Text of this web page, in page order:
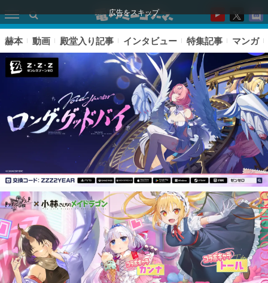
広告をスキップ
ピックアップ
電ファミのいま読まれている記事ランキング
アプリセール情報
赫本 動画 殿堂入り記事 インタビュー 特集記事 マンガ